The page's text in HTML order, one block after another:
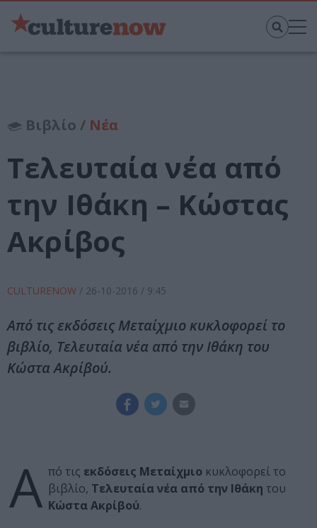
Βιβλίο / Νέα
Τελευταία νέα από
την Ιθάκη – Κώστας
Ακρίβος
CULTURENOW / 26-10-2016 / 9:45
Από τις εκδόσεις Μεταίχμιο κυκλοφορεί το
βιβλίο, Τελευταία νέα από την Ιθάκη του
Κώστα Ακρίβού.
Α πό τις εκδόσεις Μεταίχμιο κυκλοφορεί το
βιβλίο, Τελευταία νέα από την Ιθάκη του
Κώστα Ακρίβού.